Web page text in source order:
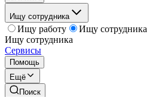
Ищу сотрудника
Ищу работу
Ищу сотрудника
Ищу сотрудника
Сервисы
Помощь
Ещё
Поиск